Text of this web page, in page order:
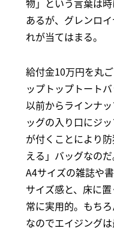
物」という言葉は
あるが、グレンロ
れが当てはまる。
給付金10万円を丸
ップトップトート
以前からラインナ
ッグの入り口にジ
が付くことにより
える」バッグなのだ
A4サイズの雑誌や
サイズ感と、床に
常に実用的。もち
なのでエイジング